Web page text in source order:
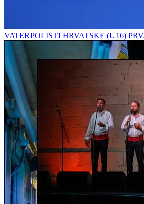
VATERPOLISTI HRVATSKE (U16)